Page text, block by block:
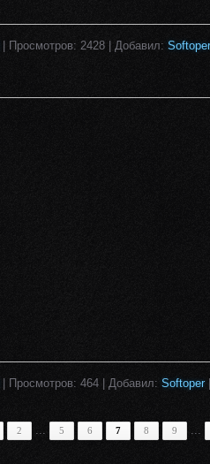
Просмотров: 2428 Добавил: Softoper
Просмотров: 464 Добавил: Softoper
2 ... 5 6 7 8 9 ...